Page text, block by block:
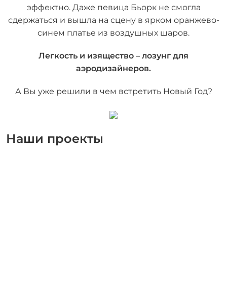
эффектно. Даже певица Бьорк не смогла
сдержаться и вышла на сцену в ярком оранжево-
синем платье из воздушных шаров.
Легкость и изящество – лозунг для
аэродизайнеров.
А Вы уже решили в чем встретить Новый Год?
Наши проекты